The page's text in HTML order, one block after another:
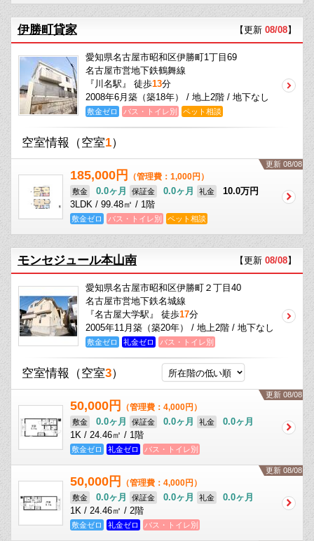
伊勝町貸家 【更新 08/08】
愛知県名古屋市昭和区伊勝町1丁目69
名古屋市営地下鉄鶴舞線
『川名駅』 徒歩13分
2008年6月築（築18年） / 地上2階 / 地下なし
敷金ゼロ バス・トイレ別 ペット相談
空室情報 （空室1）
更新 08/08
185,000円 （管理費：1,000円）
敷金 0.0ヶ月 保証金 0.0ヶ月 礼金
10.0万円
3LDK / 99.48㎡ / 1階
敷金ゼロ バス・トイレ別 ペット相談
モンセジュール本山南 【更新 08/08】
愛知県名古屋市昭和区伊勝町２丁目40
名古屋市営地下鉄名城線
『名古屋大学駅』 徒歩17分
2005年11月築（築20年） / 地上2階 / 地下なし
敷金ゼロ 礼金ゼロ バス・トイレ別
空室情報 （空室3）
更新 08/08
50,000円 （管理費：4,000円）
敷金 0.0ヶ月 保証金 0.0ヶ月 礼金
0.0ヶ月
1K / 24.46㎡ / 1階
敷金ゼロ 礼金ゼロ バス・トイレ別
更新 08/08
50,000円 （管理費：4,000円）
敷金 0.0ヶ月 保証金 0.0ヶ月 礼金
0.0ヶ月
1K / 24.46㎡ / 2階
敷金ゼロ 礼金ゼロ バス・トイレ別